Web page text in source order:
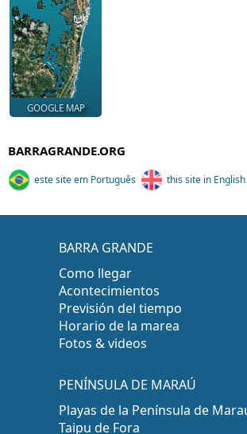
GOOGLE MAP
BARRAGRANDE.ORG
este site em Português this site in English
BARRA GRANDE
Como llegar
Acontecimientos
Previsión del tiempo
Horario de la marea
Fotos & videos
PENÍNSULA DE MARAÚ
Playas de la Península de
Taipu de Fora